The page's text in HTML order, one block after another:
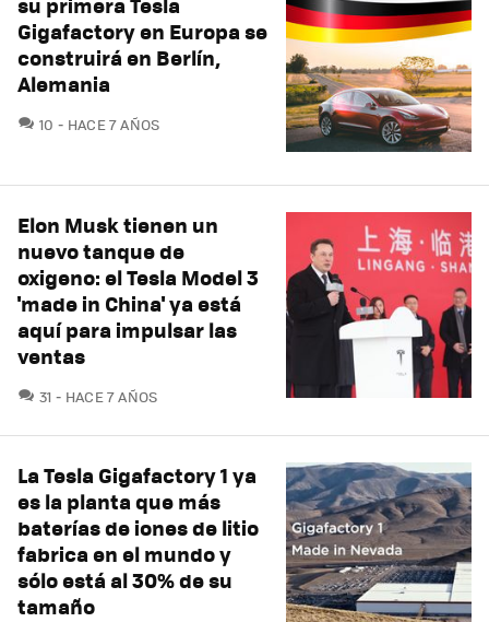
Gigafactory en Europa se
construirá en Berlín,
Alemania
10 COMENTARIOS
HACE 7 AÑOS
Elon Musk tienen un
nuevo tanque de
oxigeno: el Tesla Model 3
'made in China' ya está
aquí para impulsar las
ventas
31 COMENTARIOS
HACE 7 AÑOS
La Tesla Gigafactory 1 ya
es la planta que más
baterías de iones de litio
fabrica en el mundo y
sólo está al 30% de su
tamaño